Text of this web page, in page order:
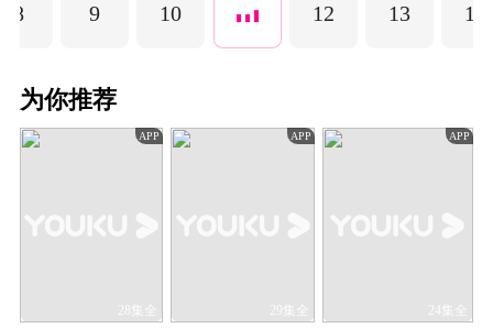
8 9 10 12 13 14
为你推荐
APP
28集全
APP
29集全
APP
24集全